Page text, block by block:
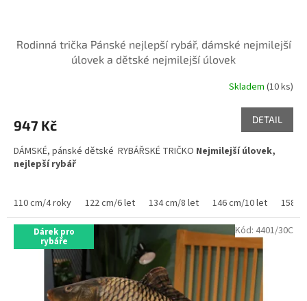
Rodinná trička Pánské nejlepší rybář, dámské nejmilejší
úlovek a dětské nejmilejší úlovek
je
z
5
Skladem(10 ks)
947 Kč DETAIL
DÁMSKÉ, pánské dětské RYBÁŘSKÉ TRIČKO Nejmilejší úlovek,
nejlepší rybář
110 cm/4 roky 122 cm/6 let 134 cm/8 let 146 cm/10 let 158
Dárek pro
rybáře
Kód: 4401/30C